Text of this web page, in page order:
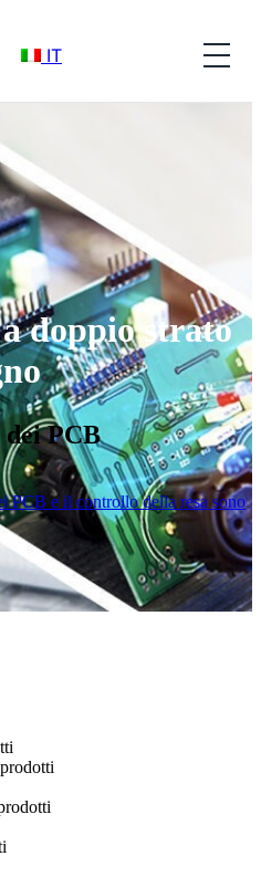
IT
doppio strato
PCB
PCB e il controllo della resa sono